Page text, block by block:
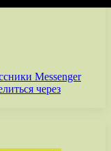
Messenger
через